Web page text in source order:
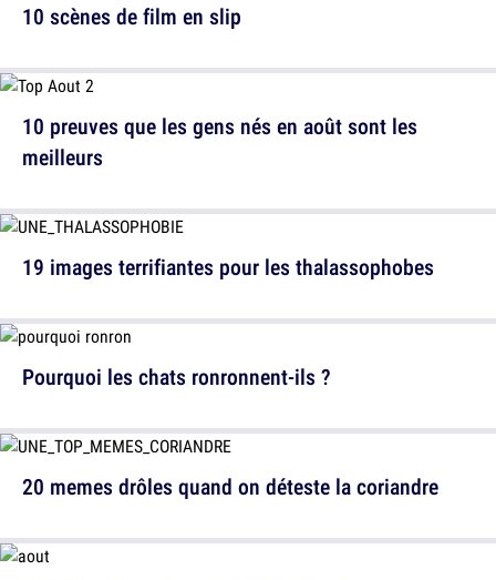
10 scènes de film en slip
19 images terrifiantes pour les thalassophobes
20 memes drôles quand on déteste la coriandre
10 preuves que les gens nés en août sont les
meilleurs
Pourquoi les chats ronronnent-ils ?